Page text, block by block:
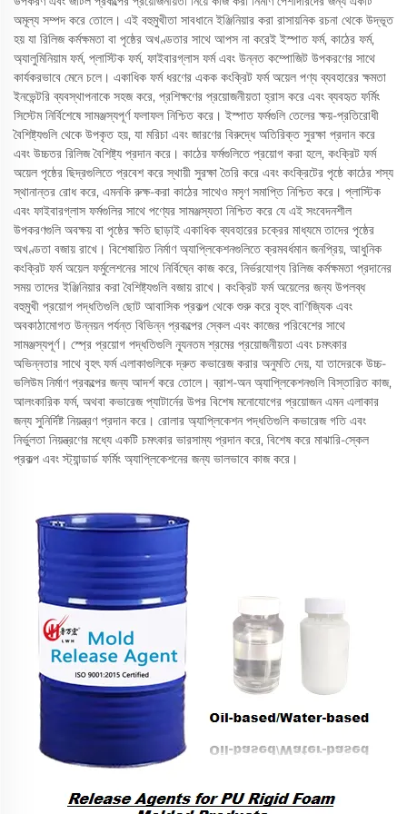
অমূল্য সম্পদ করে তোলে। এই বহুমুখীতা সাবধানে ইঞ্জিনিয়ার করা রাসায়নিক রচনা থেকে উদ্ভূত
হয় যা রিলিজ কর্মক্ষমতা বা পৃষ্ঠের অখণ্ডতার সাথে আপস না করেই ইস্পাত ফর্ম, কাঠের ফর্ম,
অ্যালুমিনিয়াম ফর্ম, প্লাস্টিক ফর্ম, ফাইবারগ্লাস ফর্ম এবং উন্নত কম্পোজিট উপকরণের সাথে
কার্যকরভাবে মেনে চলে। একাধিক ফর্ম ধরণের একক কংক্রিট ফর্ম অয়েল পণ্য ব্যবহারের ক্ষমতা
ইনভেন্টরি ব্যবস্থাপনাকে সহজ করে, প্রশিক্ষণের প্রয়োজনীয়তা হ্রাস করে এবং ব্যবহৃত ফর্মিং
সিস্টেম নির্বিশেষে সামঞ্জস্যপূর্ণ ফলাফল নিশ্চিত করে। ইস্পাত ফর্মগুলি তেলের ক্ষয়-প্রতিরোধী
বৈশিষ্ট্যগুলি থেকে উপকৃত হয়, যা মরিচা এবং জারণের বিরুদ্ধে অতিরিক্ত সুরক্ষা প্রদান করে
এবং উচ্চতর রিলিজ বৈশিষ্ট্য প্রদান করে। কাঠের ফর্মগুলিতে প্রয়োগ করা হলে, কংক্রিট ফর্ম
অয়েল পৃষ্ঠের ছিদ্রগুলিতে প্রবেশ করে স্থায়ী সুরক্ষা তৈরি করে এবং কংক্রিটের পৃষ্ঠে কাঠের শস্য
স্থানান্তর রোধ করে, এমনকি রুক্ষ-করা কাঠের সাথেও মসৃণ সমাপ্তি নিশ্চিত করে। প্লাস্টিক
এবং ফাইবারগ্লাস ফর্মগুলির সাথে পণ্যের সামঞ্জস্যতা নিশ্চিত করে যে এই সংবেদনশীল
উপকরণগুলি অবক্ষয় বা পৃষ্ঠের ক্ষতি ছাড়াই একাধিক ব্যবহারের চক্রের মাধ্যমে তাদের পৃষ্ঠের
অখণ্ডতা বজায় রাখে। বিশেষায়িত নির্মাণ অ্যাপ্লিকেশনগুলিতে ক্রমবর্ধমান জনপ্রিয়, আধুনিক
কংক্রিট ফর্ম অয়েল ফর্মুলেশনের সাথে নির্বিঘ্নে কাজ করে, নির্ভরযোগ্য রিলিজ কর্মক্ষমতা প্রদানের
সময় তাদের ইঞ্জিনিয়ার করা বৈশিষ্ট্যগুলি বজায় রাখে। কংক্রিট ফর্ম অয়েলের জন্য উপলব্ধ
বহুমুখী প্রয়োগ পদ্ধতিগুলি ছোট আবাসিক প্রকল্প থেকে শুরু করে বৃহৎ বাণিজ্যিক এবং
অবকাঠামোগত উন্নয়ন পর্যন্ত বিভিন্ন প্রকল্পের স্কেল এবং কাজের পরিবেশের সাথে
সামঞ্জস্যপূর্ণ। স্প্রে প্রয়োগ পদ্ধতিগুলি ন্যূনতম শ্রমের প্রয়োজনীয়তা এবং চমৎকার
অভিন্নতার সাথে বৃহৎ ফর্ম এলাকাগুলিকে দ্রুত কভারেজ করার অনুমতি দেয়, যা তাদেরকে উচ্চ-
ভলিউম নির্মাণ প্রকল্পের জন্য আদর্শ করে তোলে। ব্রাশ-অন অ্যাপ্লিকেশনগুলি বিস্তারিত কাজ,
আলংকারিক ফর্ম, অথবা কভারেজ প্যাটার্নের উপর বিশেষ মনোযোগের প্রয়োজন এমন এলাকার
জন্য সুনির্দিষ্ট নিয়ন্ত্রণ প্রদান করে। রোলার অ্যাপ্লিকেশন পদ্ধতিগুলি কভারেজ গতি এবং
নির্ভুলতা নিয়ন্ত্রণের মধ্যে একটি চমৎকার ভারসাম্য প্রদান করে, বিশেষ করে মাঝারি-স্কেল
প্রকল্প এবং স্ট্যান্ডার্ড ফর্মিং অ্যাপ্লিকেশনের জন্য ভালভাবে কাজ করে।